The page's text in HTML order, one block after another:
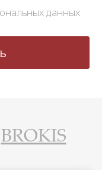
данных
BROKIS